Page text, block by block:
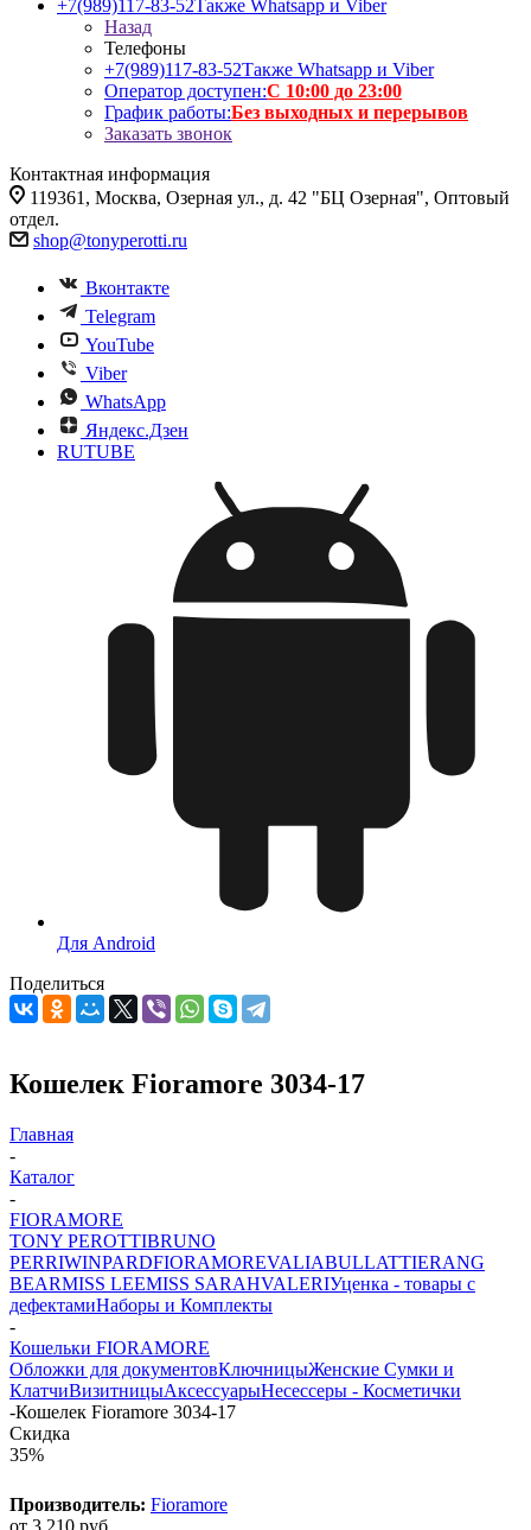
+7(989)117-83-52Также Whatsapp и Viber
Назад
Телефоны
+7(989)117-83-52Также Whatsapp и Viber
Оператор доступен:С 10:00 до 23:00
График работы:Без выходных и перерывов
Заказать звонок
Контактная информация
119361, Москва, Озерная ул., д. 42 "БЦ Озерная", Оптовый
отдел.
shop@tonyperotti.ru
Вконтакте
Telegram
YouTube
Viber
WhatsApp
Яндекс.Дзен
RUTUBE
Для Android
Поделиться
Кошелек Fioramore 3034-17
Главная
-
Каталог
-
FIORAMORE
TONY PEROTTIBRUNO
PERRIWINPARDFIORAMOREVALIABULLATTIERANG
BEARMISS LEEMISS SARAHVALERIУценка - товары с
дефектамиНаборы и Комплекты
-
Кошельки FIORAMORE
Обложки для документовКлючницыЖенские Сумки и
КлатчиВизитницыАксессуарыНесессеры - Косметички
-Кошелек Fioramore 3034-17
Скидка
35%
Производитель: Fioramore
от 3 210 руб